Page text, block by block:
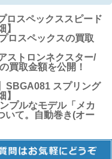
ロスペックススピード
】
ロスペックスの買取
ストロンネクスター/
買取金額を公開！
SBGA081 スプリング
】
プルなモデル「メカ
いて。自動巻き(オー